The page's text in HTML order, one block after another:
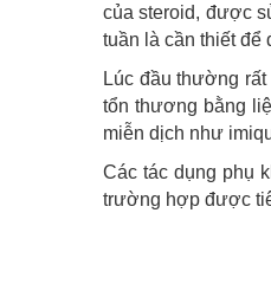
của steroid, được
tuần là cần thiết để
Lúc đầu thường
tổn thương bằng
miễn dịch như
Các tác dụng phụ
trường hợp được